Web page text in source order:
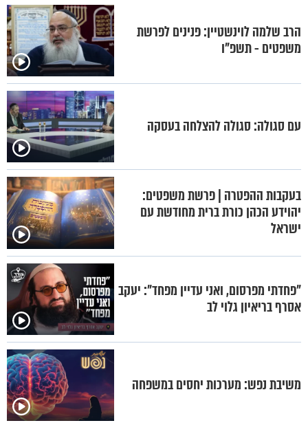
הרב שלמה לוינשטיין: פנינים לפרשת
משפטים - תשפ"ו
עם סגולה: סגולה להצלחה בעסקה
בעקבות ההפטרה | פרשת משפטים:
יהוידע הכהן כורת ברית מחודשת עם
ישראל
"פחדתי מפרסום, ואני עדיין מפחד": יעקב
אסרף בריאיון גלוי לב
משיבת נפש: מערכות יחסים במשפחה